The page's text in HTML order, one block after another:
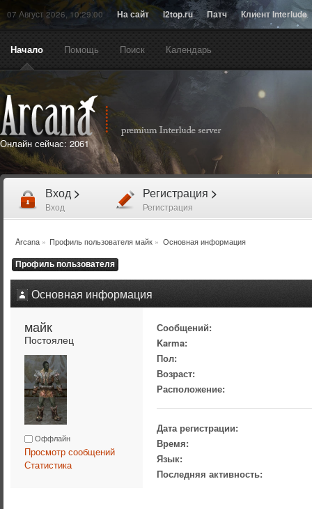
07 Август 2026, 10:29:00 На сайт l2top.ru Патч Клиент Interlude
Начало Помощь Поиск Календарь
Онлайн сейчас: 2061
Вход >
Вход
Регистрация >
Регистрация
Arcana» Профиль пользователя майк » Основная информация
Профиль пользователя
Основная информация
майк
Постоялец
Оффлайн
Просмотр сообщений
Статистика
Сообщений:
Karma:
Пол:
Возраст:
Расположение:
Дата регистрации:
Время:
Язык:
Последняя активность: